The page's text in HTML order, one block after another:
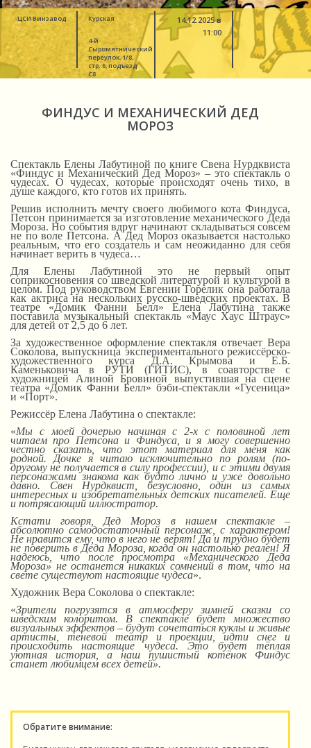
ЦСИ Винзавод Курская
4-й
Сыромятнический
переулок, 1/8,
стр. 6, подъезд
C8
14.12.2025 в
11:00
ФИНДУС И МЕХАНИЧЕСКИЙ ДЕД
МОРОЗ
Спектакль Елены Лабутиной по книге Свена Нурдквиста
«Финдус и Механический Дед Мороз» – это спектакль о
чудесах. О чудесах, которые происходят очень тихо, в
душе каждого, кто готов их принять.
Решив исполнить мечту своего любимого кота Финдуса,
Петсон принимается за изготовление механического Деда
Мороза. Но события вдруг начинают складываться совсем
не по воле Петсона. А Дед Мороз оказывается настолько
реальным, что его создатель и сам неожиданно для себя
начинает верить в чудеса…
Для Елены Лабутиной это не первый опыт
соприкосновения со шведской литературой и культурой в
целом. Под руководством Евгении Горелик она работала
как актриса на нескольких русско-шведских проектах. В
театре «Домик Фанни Белл» Елена Лабутина также
поставила музыкальный спектакль «Маус Хаус Штраус»
для детей от 2,5 до 6 лет.
За художественное оформление спектакля отвечает Вера
Соколова, выпускница экспериментального режиссёрско-
художественного курса Д.А. Крымова и Е.Б.
Каменьковича в РУТИ (ГИТИС), в соавторстве с
художницей Алиной Бровиной выпустившая на сцене
театра «Домик Фанни Белл» бэби-спектакли «Гусеница»
и «Порт».
Режиссёр Елена Лабутина о спектакле:
«Мы с моей дочерью начиная с 2-х с половиной лет
читаем про Петсона и Финдуса, и я могу совершенно
честно сказать, что этот материал для меня как
родной. Дочке я читаю исключительно по ролям (по-
другому не получается в силу профессии), ис этими двумя
персонажами знакома как будто лично и уже довольно
давно. Свен Нурдквист, безусловно, один из самых
интересных и изобретательных детских писателей. Еще
и потрясающий иллюстратор.
Кстати говоря, Дед Мороз в нашем спектакле –
абсолютно самодостаточный персонаж, с характером!
Не нравится ему, что в него не верят! Да и трудно будет
не поверить в Деда Мороза, когда он настолько реален! Я
надеюсь, что после просмотра «Механического Деда
Мороза» не останется никаких сомнений в том, что на
свете существуют настоящие чудеса».
Художник Вера Соколова о спектакле:
«Зрители погрузятся в атмосферу зимней сказки со
шведским колоритом. В спектакле будет множество
визуальных эффектов – будут сочетаться куклы и живые
артисты, теневой театр и проекции, идти снег и
происходить настоящие чудеса. Это будет тёплая
уютная история, а наш пушистый котёнок Финдус
станет любимцем всех детей».
Обратите внимание: